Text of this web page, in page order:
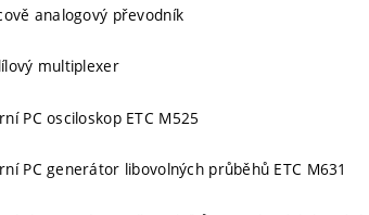
analogový převodník
multiplexer
PC osciloskop ETC M525
PC generátor libovolných průběhů ETC M631